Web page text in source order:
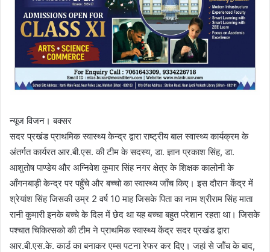
न्यूज विजन। बक्सर
सदर प्रखंड प्राथमिक स्वास्थ्य केन्द्र द्वारा राष्ट्रीय बाल स्वास्थ्य कार्यक्रम के
अंतर्गत कार्यरत आर.बी.एस. की टीम के सदस्य, डा. ज्ञान प्रकाश सिंह, डा.
आशुतोष पाण्डेय और अग्निवेश कुमार सिंह नगर क्षेत्र के शिक्षक कालोनी के
आँगनबाड़ी केन्द्र पर पहुँचे और बच्चो का स्वास्थ्य जाँच किए। इस दौरान केंद्र में
श्रेयांश सिंह जिसकी उम्र 2 वर्ष 10 माह जिसके पिता का नाम श्रीराम सिंह माता
रानी कुमारी इनके बच्चे के दिल में छेद था यह बच्चा बहुत परेशान रहता था। जिसके
पश्चात चिकित्सको की टीम ने प्राथमिक स्वास्थ्य केंद्र सदर प्रखंड द्वारा
आर.बी.एस.के. कार्ड का बनाकर एम्स पटना रेफर कर दिए। जहां से जाँच के बाद,